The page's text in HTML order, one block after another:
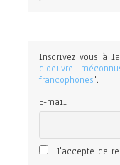
Inscrivez vous à
d'oeuvre
francophones".
E-mail
J'accepte de